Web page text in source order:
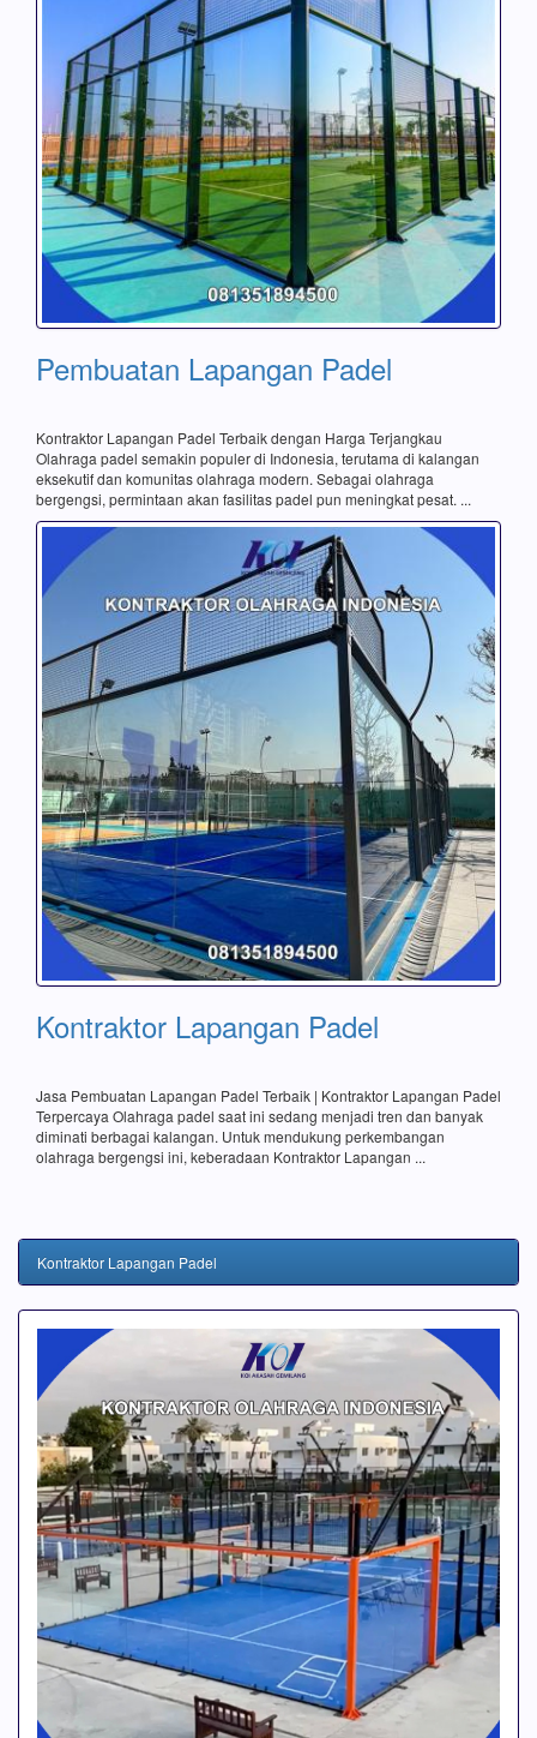
Pembuatan Lapangan Padel
Kontraktor Lapangan Padel Terbaik dengan Harga Terjangkau
Olahraga padel semakin populer di Indonesia, terutama di kalangan
eksekutif dan komunitas olahraga modern. Sebagai olahraga
bergengsi, permintaan akan fasilitas padel pun meningkat pesat. ...
Kontraktor Lapangan Padel
Jasa Pembuatan Lapangan Padel Terbaik | Kontraktor Lapangan Padel
Terpercaya Olahraga padel saat ini sedang menjadi tren dan banyak
diminati berbagai kalangan. Untuk mendukung perkembangan
olahraga bergengsi ini, keberadaan Kontraktor Lapangan ...
Kontraktor Lapangan Padel